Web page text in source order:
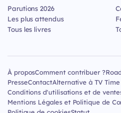
Parutions 2026
Les plus attendus
Tous les livres
À proposComment contribuer ?
PresseContactAlternative à TV Time
Conditions d'utilisations et de
Mentions Légales et Politique de